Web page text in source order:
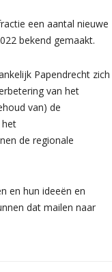
een aantal nieuwe
bekend gemaakt.
Papendrecht zich
van het
van) de
het
de regionale
en hun ideeën en
dat mailen naar